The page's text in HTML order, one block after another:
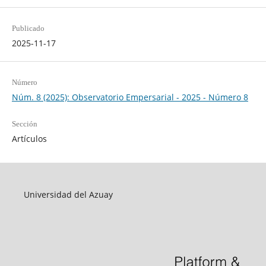
Publicado
2025-11-17
Número
Núm. 8 (2025): Observatorio Empersarial - 2025 - Número 8
Sección
Artículos
Universidad del Azuay